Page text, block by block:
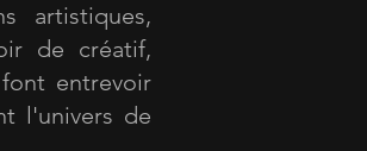
artistiques,
de créatif,
entrevoir
l'univers de